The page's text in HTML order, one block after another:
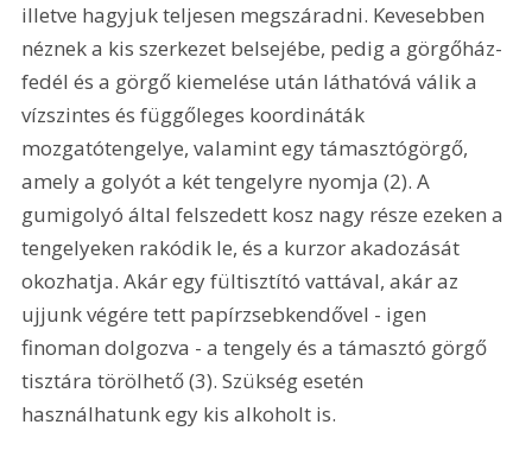
illetve hagyjuk teljesen megszáradni. Kevesebben
néznek a kis szerkezet belsejébe, pedig a görgőház-
fedél és a görgő kiemelése után láthatóvá válik a
vízszintes és függőleges koordináták
mozgatótengelye, valamint egy támasztógörgő,
amely a golyót a két tengelyre nyomja (2). A
gumigolyó által felszedett kosz nagy része ezeken a
tengelyeken rakódik le, és a kurzor akadozását
okozhatja. Akár egy fültisztító vattával, akár az
ujjunk végére tett papírzsebkendővel - igen
finoman dolgozva - a tengely és a támasztó görgő
tisztára törölhető (3). Szükség esetén
használhatunk egy kis alkoholt is.